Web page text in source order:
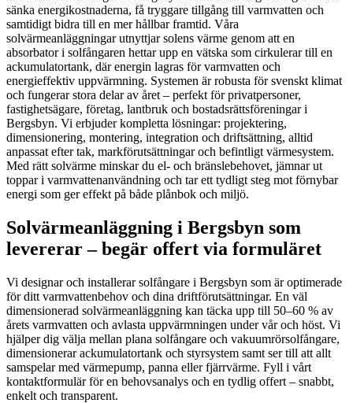
sänka energikostnaderna, få tryggare tillgång till varmvatten och
samtidigt bidra till en mer hållbar framtid. Våra
solvärmeanläggningar utnyttjar solens värme genom att en
absorbator i solfångaren hettar upp en vätska som cirkulerar till en
ackumulatortank, där energin lagras för varmvatten och
energieffektiv uppvärmning. Systemen är robusta för svenskt klimat
och fungerar stora delar av året – perfekt för privatpersoner,
fastighetsägare, företag, lantbruk och bostadsrättsföreningar i
Bergsbyn. Vi erbjuder kompletta lösningar: projektering,
dimensionering, montering, integration och driftsättning, alltid
anpassat efter tak, markförutsättningar och befintligt värmesystem.
Med rätt solvärme minskar du el- och bränslebehovet, jämnar ut
toppar i varmvattenanvändning och tar ett tydligt steg mot förnybar
energi som ger effekt på både plånbok och miljö.
Solvärmeanläggning i Bergsbyn som
levererar – begär offert via formuläret
Vi designar och installerar solfångare i Bergsbyn som är optimerade
för ditt varmvattenbehov och dina driftförutsättningar. En väl
dimensionerad solvärmeanläggning kan täcka upp till 50–60 % av
årets varmvatten och avlasta uppvärmningen under vår och höst. Vi
hjälper dig välja mellan plana solfångare och vakuumrörsolfångare,
dimensionerar ackumulatortank och styrsystem samt ser till att allt
samspelar med värmepump, panna eller fjärrvärme. Fyll i vårt
kontaktformulär för en behovsanalys och en tydlig offert – snabbt,
enkelt och transparent.